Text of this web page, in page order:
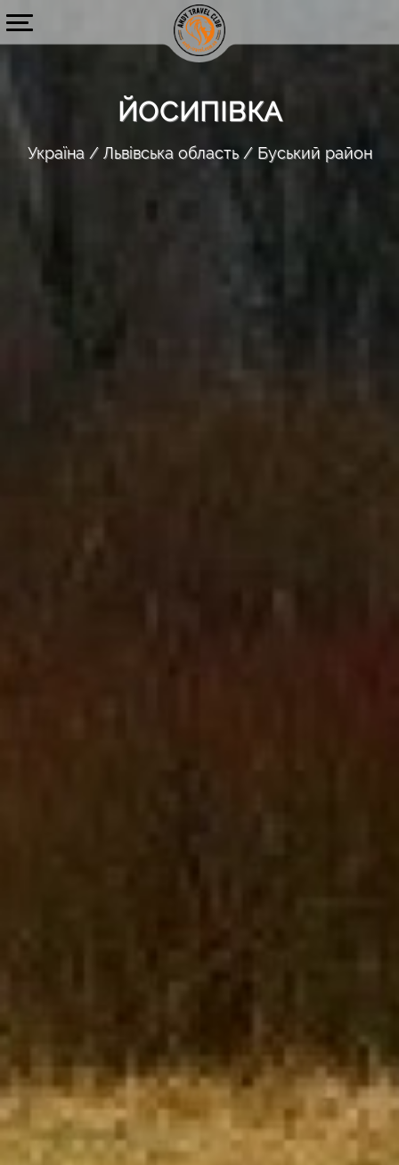
ЙОСИПІВКА
Україна Львівська область Буський район